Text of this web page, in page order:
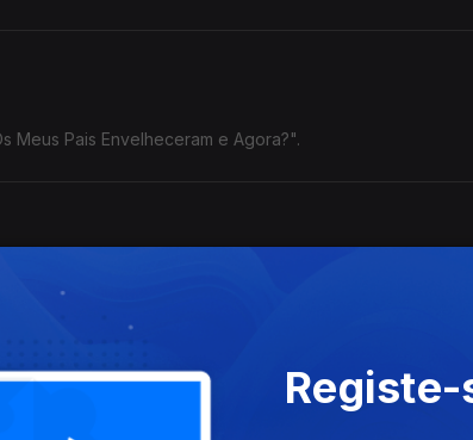
Meus Pais Envelheceram e Agora?".
Legendary Tigerman, Tozé Brito e Sam The Kid.
Registe-